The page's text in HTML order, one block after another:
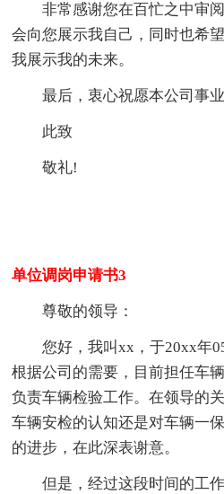
非常感谢您在百忙之中审
会向您展示我自己，同时也希
我展示我的未来。
最后，衷心祝愿本公司事
此致
敬礼!
单位调岗申请书3
尊敬的领导：
您好，我叫xx，于20xx年
根据公司的需要，目前担任车
负责车辆检验工作。在领导的
车辆安检的认知还是对车辆一
的进步，在此深表谢意。
但是，经过这段时间的工